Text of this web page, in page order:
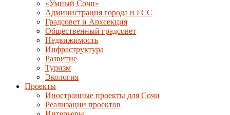
«Умный Сочи»
Администрация города и ГСС
Градсовет и Архсекция
Общественный градсовет
Недвижимость
Инфраструктура
Развитие
Туризм
Экология
Проекты
Иностранные проекты для Сочи
Реализации проектов